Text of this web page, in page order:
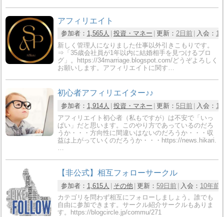
アフィリエイト
参加者： 1,565人 投資・マネー 更新： 2日前 入会：
新しく管理人になりました仕事以外引きこもりです。
⇒「35歳会社員が1年以内に結婚相手を見つけるブロ
グ」。https://34marriage.blogspot.com/どうぞよろしく
お願いします。アフィリエイトに関す…
初心者アフィリエイター♪♪
参加者： 1,914人 投資・マネー 更新： 5日前 入会：
アフィリエイト初心者（私もですが）は不安で「いっ
ぱい」だと思います。このやり方であっているのだろ
うか・・・方向性に間違いはないのだろうか・・・収
益は上がっていくのだろうか・・・https://news.hikari.
【非公式】相互フォローサークル
参加者： 1,615人 その他 更新： 59日前 入会： 10年前
カテゴリを問わず相互にフォローしましょう。誰でも
自由に参加できます。サークル紹介サークルもありま
す。https://blogcircle.jp/commu/271